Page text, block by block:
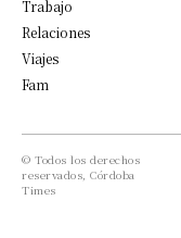
Trabajo
Relaciones
Viajes
Fam
© Todos los derechos
reservados, Córdoba
Times